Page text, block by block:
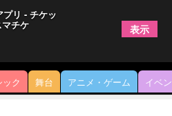
ク 舞台 アニメ・ゲーム イベ
プリ - チケッ
マチケ 表示